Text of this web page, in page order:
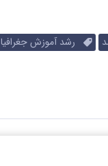
رشد آموزش جغرافیا